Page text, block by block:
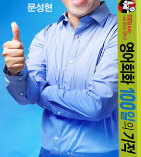
I’m not picky about food 난 뭐든 잘 먹어
He has gone for the day 그는 퇴근했어요
Make it on time 제시간에 와
You go by the book 원칙대로 하네
What’s bothering you? 무슨 고민 있어?
I think I’ll pass 사양할게요
I’m between jobs 구직 중이야
You’re on the right track 넌 잘하고 있어
It tastes funny 맛이 이상해
Save my seat 자리 잡아 놔
It’s worth visiting 가 볼 만해
The game ended in a tie 무승부로 끝났어